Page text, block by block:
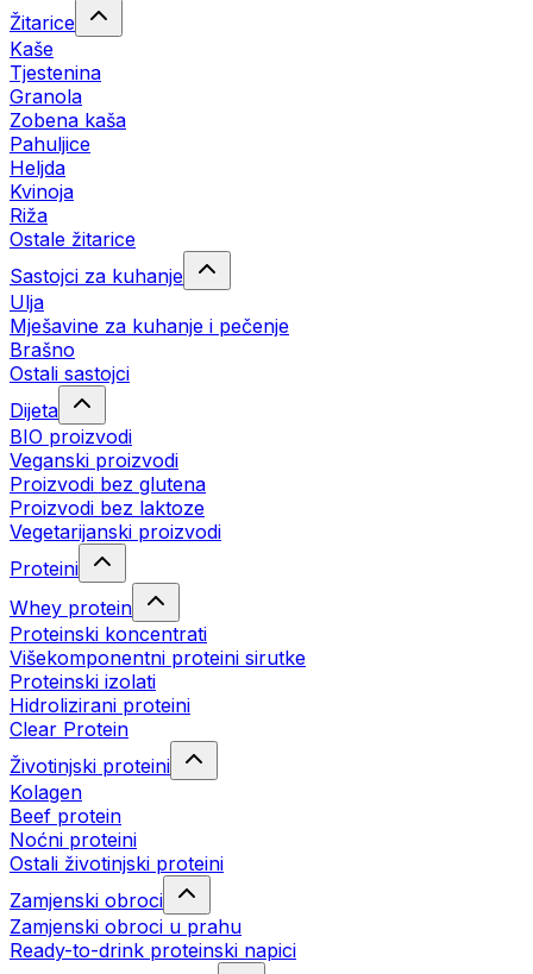
Žitarice
Kaše
Tjestenina
Granola
Zobena kaša
Pahuljice
Heljda
Kvinoja
Riža
Ostale žitarice
Sastojci za kuhanje
Ulja
Mješavine za kuhanje i pečenje
Brašno
Ostali sastojci
Dijeta
BIO proizvodi
Veganski proizvodi
Proizvodi bez glutena
Proizvodi bez laktoze
Vegetarijanski proizvodi
Proteini
Whey protein
Proteinski koncentrati
Višekomponentni proteini sirutke
Proteinski izolati
Hidrolizirani proteini
Clear Protein
Životinjski proteini
Kolagen
Beef protein
Noćni proteini
Ostali životinjski proteini
Zamjenski obroci
Zamjenski obroci u prahu
Ready-to-drink proteinski napici